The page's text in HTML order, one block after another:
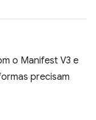
o Manifest V3 e
precisam